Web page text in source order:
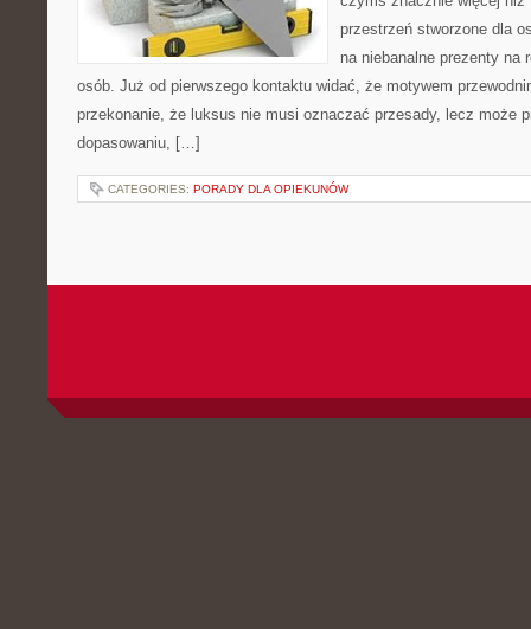
przestrzeń stworzone dla
na niebanalne prezenty na
osób. Już od pierwszego kontaktu widać, że motywem
przekonanie, że luksus nie musi oznaczać przesady, lecz może
dopasowaniu, […]
CATEGORIES: PORADY DLA OPIEKUNÓW